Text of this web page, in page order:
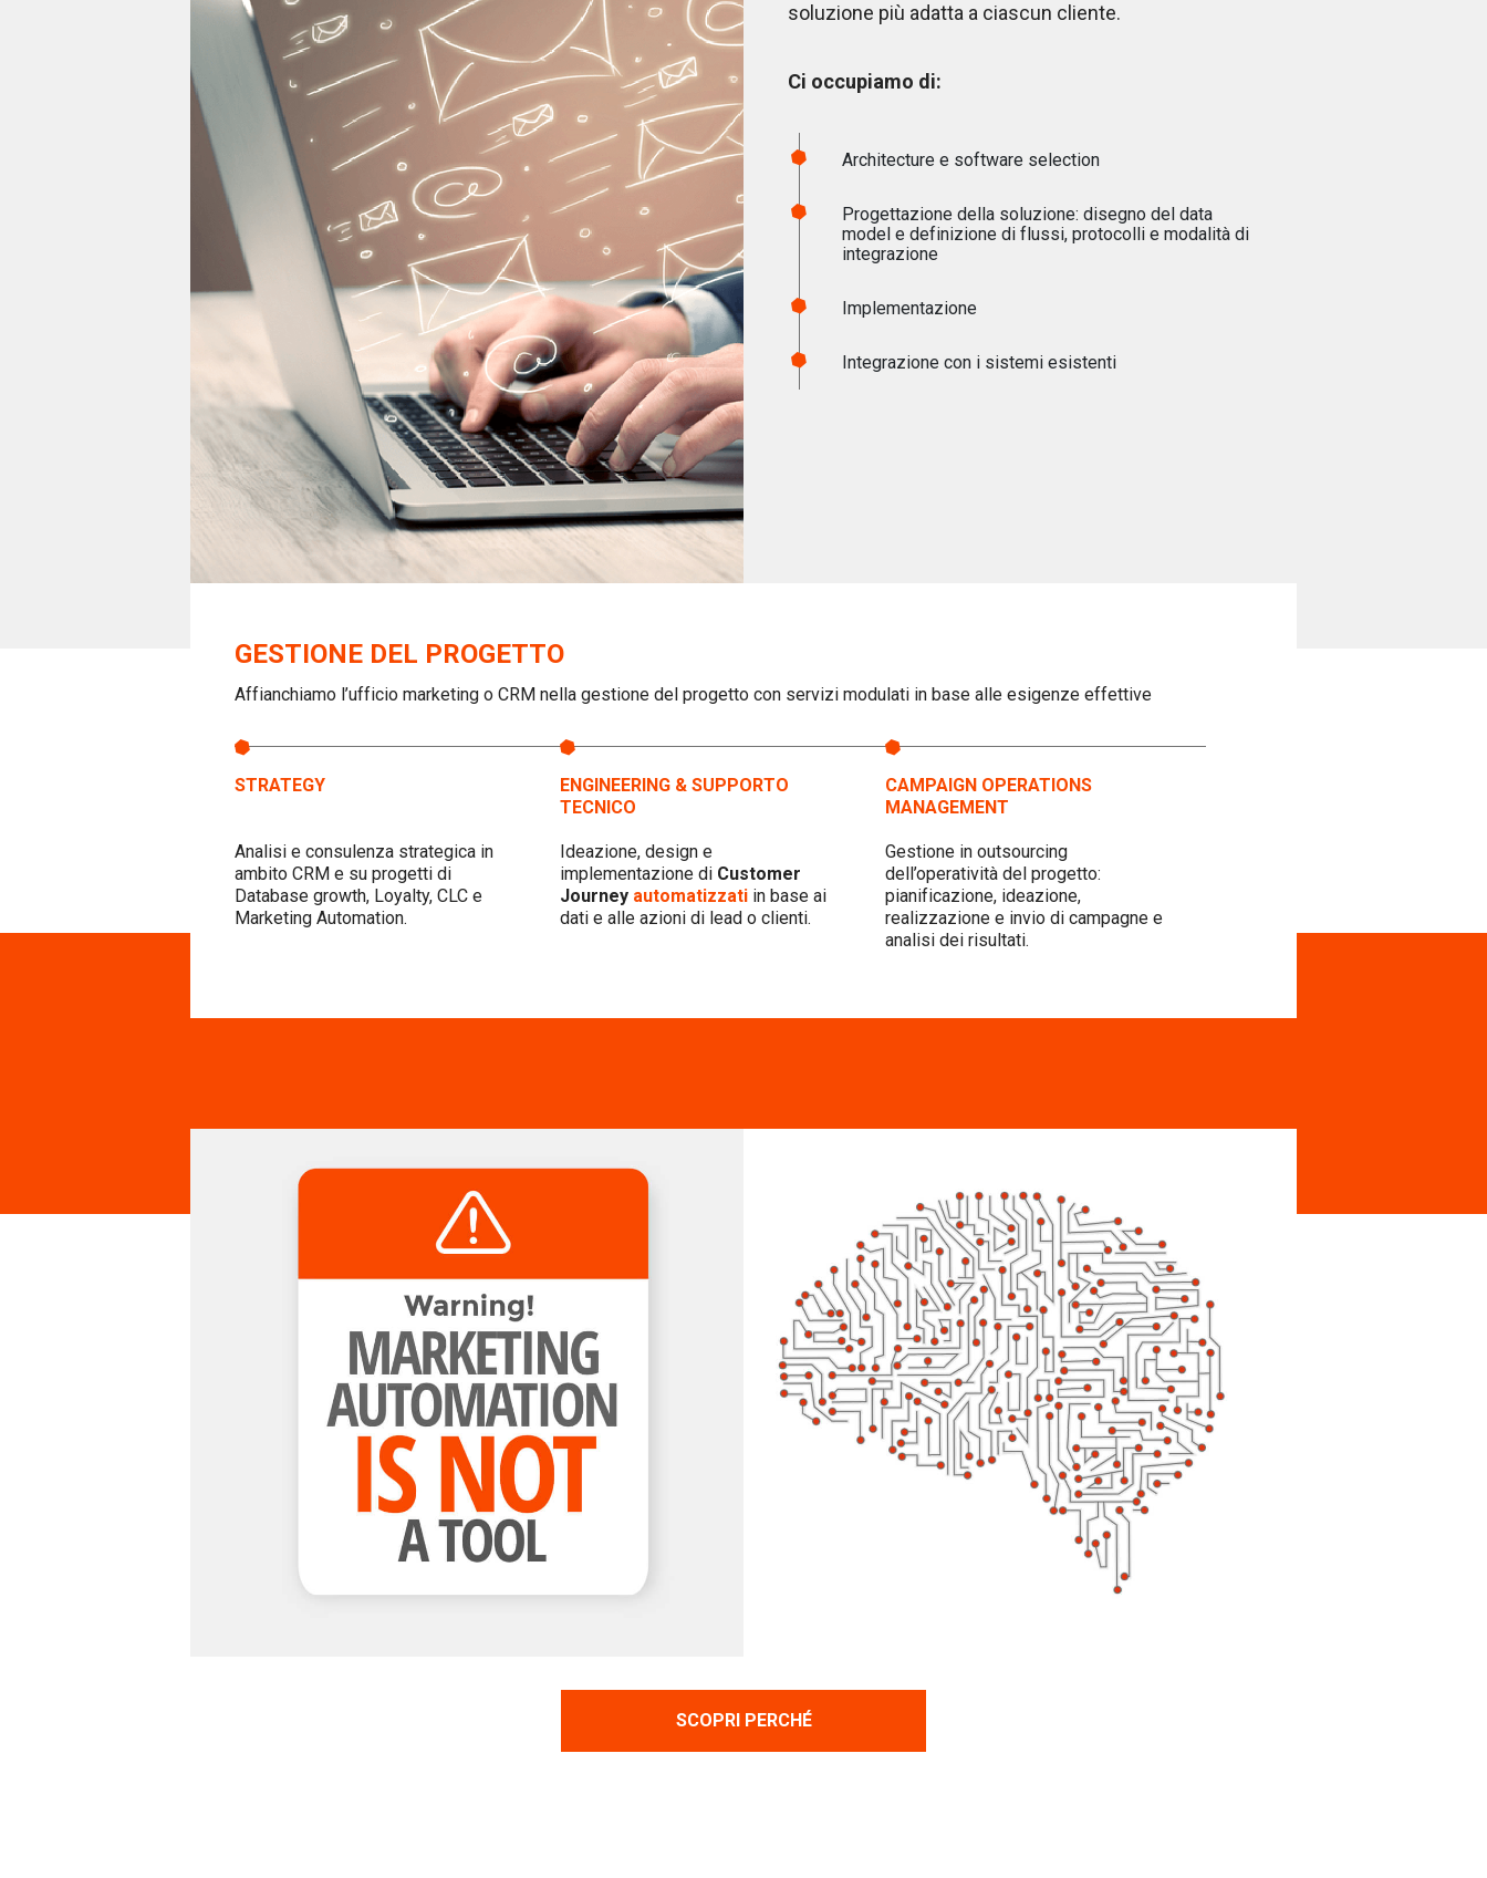
soluzione più adatta a ciascun cliente.
Ci occupiamo di:
Architecture e software selection
Progettazione della soluzione: disegno del data
model e definizione di flussi, protocolli e modalità di
integrazione
Implementazione
Integrazione con i sistemi esistenti
GESTIONE DEL PROGETTO
Affianchiamo l’ufficio marketing o CRM nella gestione del progetto con servizi modulati in base alle esigenze effettive
STRATEGY
Analisi e consulenza strategica in
ambito CRM e su progetti di
Database growth, Loyalty, CLC e
Marketing Automation.
ENGINEERING & SUPPORTO
TECNICO
Ideazione, design e
implementazione di Customer
Journey automatizzati in base ai
dati e alle azioni di lead o clienti.
CAMPAIGN OPERATIONS
MANAGEMENT
Gestione in outsourcing
dell’operatività del progetto:
pianificazione, ideazione,
realizzazione e invio di campagne e
analisi dei risultati.
SCOPRI PERCHÉ